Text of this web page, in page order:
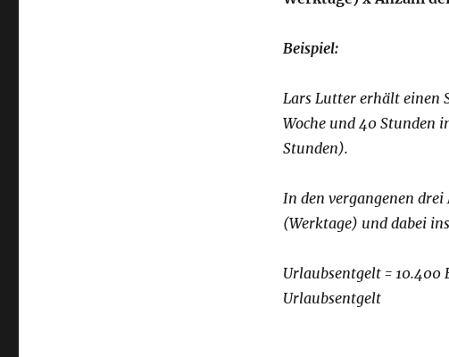
Beispiel:
Lars Lutter erhält einen
Woche und 40 Stunden
Stunden).
In den vergangenen
(Werktage) und dabei
Urlaubsentgelt = 10.400
Urlaubsentgelt